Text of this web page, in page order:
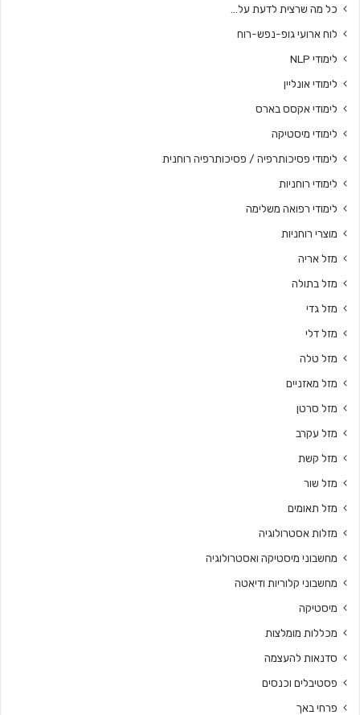
כל מה שרצית לדעת על…
לוח ארועי גופ-נפש-רוח
לימודי NLP
לימודי אונליין
לימודי אקסס בארס
לימודי מיסטיקה
לימודי פסיכותרפיה / פסיכותרפיה רוחנית
לימודי רוחניות
לימודי רפואה משלימה
מוצרי רוחניות
מזל אריה
מזל בתולה
מזל גדי
מזל דלי
מזל טלה
מזל מאזניים
מזל סרטן
מזל עקרב
מזל קשת
מזל שור
מזל תאומים
מזלות אסטרולוגיה
מחשבוני מיסטיקה ואסטרולוגיה
מחשבוני קלוריות ודיאטה
מיסטיקה
מכללות מומלצות
סדנאות להעצמה
פסטיבלים וכנסים
פרחי באך